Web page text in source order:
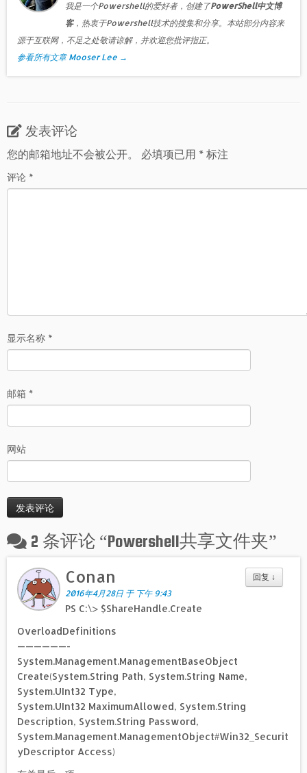
我是一个Powershell的爱好者，创建了PowerShell中文博
客，热衷于Powershell技术的搜集和分享。本站部分内容来
源于互联网，不足之处敬请谅解，并欢迎您批评指正。
参看所有文章 Mooser Lee →
发表评论
您的邮箱地址不会被公开。
必填项已用 *标注
评论 *
显示名称 *
邮箱 *
网站
2 条评论 “Powershell共享文件夹”
回复 ↓
Conan
2016年4月28日 于 下午 9:43
PS C:\> $ShareHandle.Create
OverloadDefinitions
——————-
System.Management.ManagementBaseObject
Create(System.String Path, System.String Name,
System.UInt32 Type,
System.UInt32 MaximumAllowed, System.String
Description, System.String Password,
System.Management.ManagementObject#Win32_Securit
yDescriptor Access)